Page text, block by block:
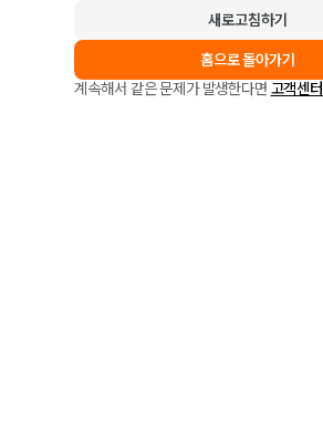
새로고침하기
홈으로 돌아가기
계속해서 같은 문제가 발생한다면 고객센터